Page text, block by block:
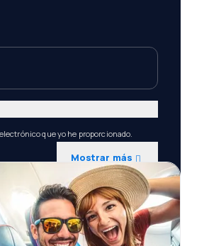
que yo he proporcionado.
Mostrar más